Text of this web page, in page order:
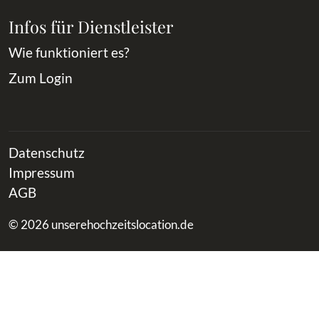
Infos für Dienstleister
Wie funktioniert es?
Zum Login
Datenschutz
Impressum
AGB
© 2026 unserehochzeitslocation.de